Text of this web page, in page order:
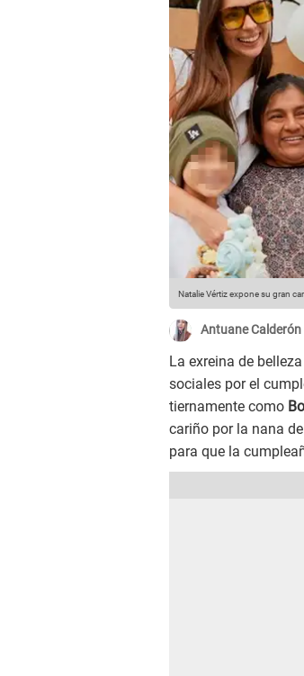
Natalie Vértiz expone su gran
Antuane Calderón
La exreina de belleza
sociales por el
tiernamente como
cariño por la nana
para que la